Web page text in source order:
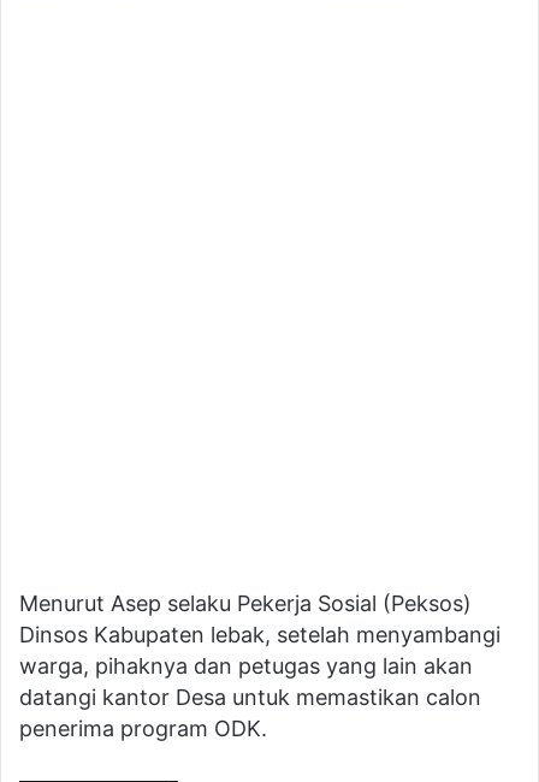
Menurut Asep selaku Pekerja Sosial (Peksos)
Dinsos Kabupaten lebak, setelah menyambangi
warga, pihaknya dan petugas yang lain akan
datangi kantor Desa untuk memastikan calon
penerima program ODK.